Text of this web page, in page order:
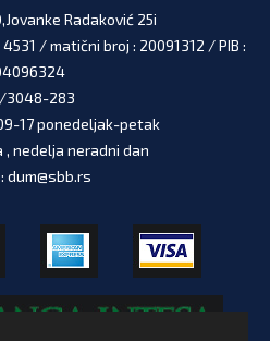
Radaković 25i
/ matični broj : 20091312 / PIB :
3048-283
17 ponedeljak-petak
, nedelja neradni dan
dum@sbb.rs